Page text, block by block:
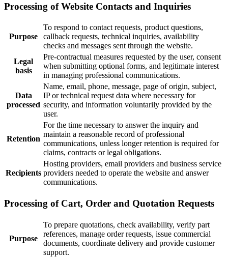
Processing of Website Contacts and Inquiries
Purpose
To respond to contact requests, product questions,
callback requests, technical inquiries, availability
checks and messages sent through the website.
Legal
basis
Pre-contractual measures requested by the user, consent
when submitting optional forms, and legitimate interest
in managing professional communications.
Data
processed
Name, email, phone, message, page of origin, subject,
IP or technical request data where necessary for
security, and information voluntarily provided by the
user.
Retention
For the time necessary to answer the inquiry and
maintain a reasonable record of professional
communications, unless longer retention is required for
claims, contracts or legal obligations.
Recipients
Hosting providers, email providers and business service
providers needed to operate the website and answer
communications.
Processing of Cart, Order and Quotation Requests
Purpose
To prepare quotations, check availability, verify part
references, manage order requests, issue commercial
documents, coordinate delivery and provide customer
support.